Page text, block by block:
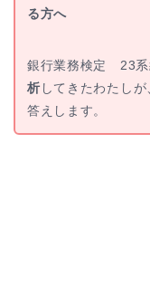
る方へ
銀行業務検定 23
析してきたわたし
答えします。